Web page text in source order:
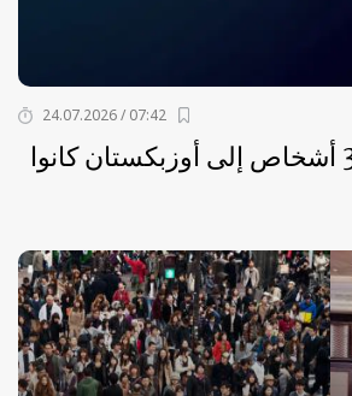
07:42 / 24.07.2026
الشرطة الدولية: استرجاع 3 أشخاص إلى أوزبكستان كانوا